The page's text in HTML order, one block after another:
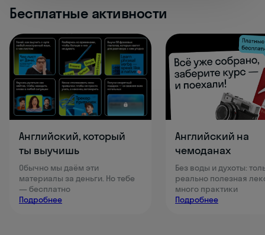
Бесплатные активности
Английский, который
ты выучишь
Обычно мы даём эти
материалы за деньги. Но тебе
— бесплатно
Подробнее
Английский на
чемоданах
Без воды и духоты:
реально полезная
много практики
Подробнее